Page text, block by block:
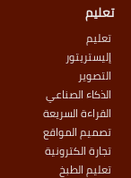
تعليم
تعليم
إليستريتور
التصوير
الذكاء الصناعي
القراءة السريعة
تصميم المواقع
تجارة الكترونية
تعليم الطبخ